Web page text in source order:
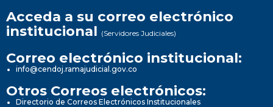
Acceda a su correo electrónico
institucional (Servidores Judiciales)
Correo electrónico institucional:
info@cendoj.ramajudicial.gov.co
Otros Correos electrónicos:
Directorio de Correos Electrónicos Institucionales